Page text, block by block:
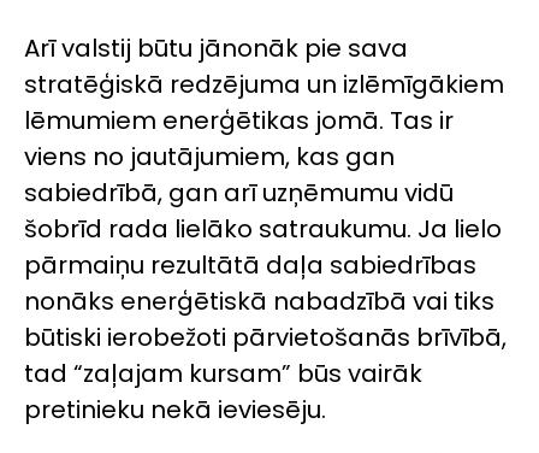
Arī valstij būtu jānonāk pie sava
stratēģiskā redzējuma un izlēmīgākiem
lēmumiem enerģētikas jomā. Tas ir
viens no jautājumiem, kas gan
sabiedrībā, gan arī uzņēmumu vidū
šobrīd rada lielāko satraukumu. Ja lielo
pārmaiņu rezultātā daļa sabiedrības
nonāks enerģētiskā nabadzībā vai tiks
būtiski ierobežoti pārvietošanās brīvībā,
tad “zaļajam kursam” būs vairāk
pretinieku nekā ieviesēju.